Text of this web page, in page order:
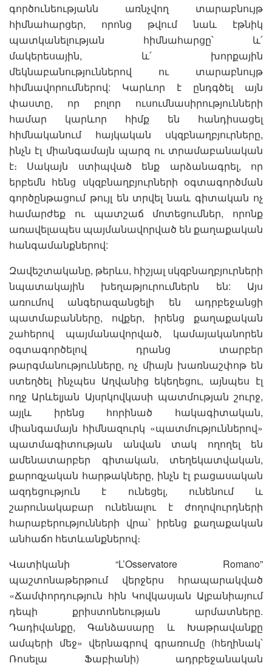
գործունեությանն առնչվող տարաբնույթ
հիմնահարցեր, որոնց թվում նաև էթնիկ
պատկանելության հիմնահարցը՝ և՛
մակերեսային, և՛ խորքային
մեկնաբանություններով ու տարաբնույթ
հիմնավորումներով: Կարևոր է ընդգծել այն
փաստը, որ բոլոր ուսումնասիրությունների
համար կարևոր հիմք են հանդիսացել
հիմնականում հայկական սկզբնաղբյուրները,
ինչն էլ միանգամայն պարզ ու տրամաբանական
է։ Սակայն ստիպված ենք արձանագրել, որ
երբեմն հենց սկզբնաղբյուրների օգտագործման
գործընթացում թույլ են տրվել նաև գիտական ոչ
համարժեք ու պատշաճ մոտեցումներ, որոնք
առավելապես պայմանավորված են քաղաքական
հանգամանքներով:
Զավեշտականը, թերևս, հիշյալ սկզբնաղբյուրների
նպատակային խեղաթյուրումներն են: Այս
առումով անգերազանցելի են ադրբեջանցի
պատմաբանները, ովքեր, իրենց քաղաքական
շահերով պայմանավորված, կամայականորեն
օգտագործելով դրանց տարբեր
թարգմանությունները, ոչ միայն խառնաշփոթ են
ստեղծել ինչպես Աղվանից եկեղեցու, այնպես էլ
ողջ Արևելյան Այսրկովկասի պատմության շուրջ,
այլև իրենց հորինած հակագիտական,
միանգամայն հիմնազուրկ «պատմություններով»
պատմագիտության անվան տակ ողողել են
ամենատարբեր գիտական, տեղեկատվական,
քարոզչական հարթակները, ինչն էլ բացասական
ազդեցություն է ունեցել, ունենում և
շարունակաբար ունենալու է ժողովուրդների
հարաբերությունների վրա՝ իրենց քաղաքական
անհաճո հետևանքներով։
Վատիկանի “L’Osservatore Romano”
պաշտոնաթերթում վերջերս հրապարակված
«Ճամփորդություն հին Կովկասյան Ալբանիայում
դեպի քրիստոնեության արմատները.
Դադիվանքը, Գանձասարը և Խաթրավանքը
ամպերի մեջ» վերնագրով գրառումը (հեղինակ՝
Ռոսելա Ֆաբիանի) ադրբեջանական